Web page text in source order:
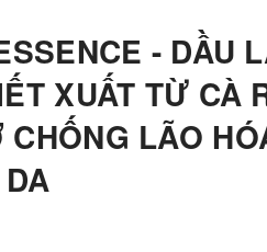
- DẦU
XUẤT TỪ CÀ
CHỐNG LÃO